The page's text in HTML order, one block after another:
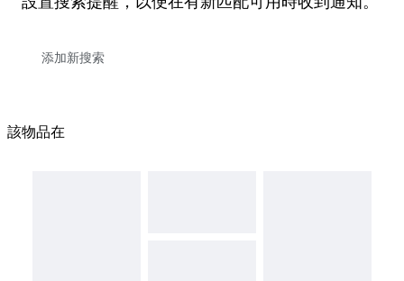
該物品在